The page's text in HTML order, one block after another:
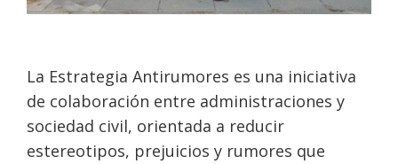
La Estrategia Antirumores es una iniciativa
de colaboración entre administraciones y
sociedad civil, orientada a reducir
estereotipos, prejuicios y rumores que